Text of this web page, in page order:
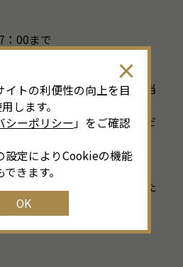
：00まで
から厳正なる抽選を行い、当
送をもって代えさせていただ
、抽選及び賞品を発送するた
目的では使用いたしません。
イトの利便性の向上を目
します。
シーポリシー 」をご確認
設定によりCookieの機能
きます。
OK